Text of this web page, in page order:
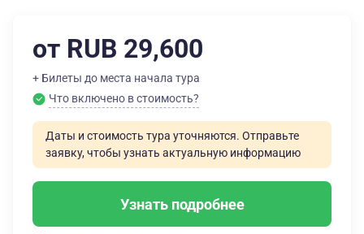
от RUB 29,600
+ Билеты до места начала тура
Что включено в стоимость?
Даты и стоимость тура уточняются. Отправьте
заявку, чтобы узнать актуальную информацию
Узнать подробнее